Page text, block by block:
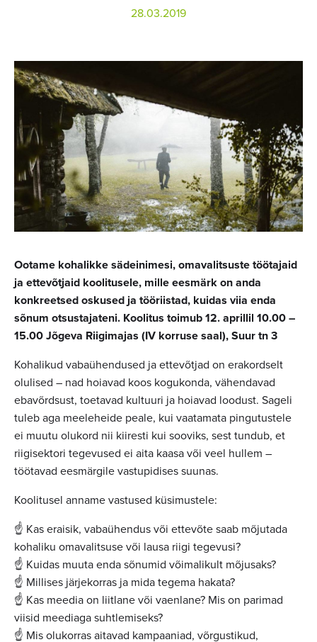
28.03.2019
Ootame kohalikke sädeinimesi, omavalitsuste töötajaid
ja ettevõtjaid koolitusele, mille eesmärk on anda
konkreetsed oskused ja tööriistad, kuidas viia enda
sõnum otsustajateni. Koolitus toimub 12. aprillil 10.00 –
15.00 Jõgeva Riigimajas (IV korruse saal), Suur tn 3
Kohalikud vabaühendused ja ettevõtjad on erakordselt
olulised – nad hoiavad koos kogukonda, vähendavad
ebavõrdsust, toetavad kultuuri ja hoiavad loodust. Sageli
tuleb aga meeleheide peale, kui vaatamata pingutustele
ei muutu olukord nii kiiresti kui sooviks, sest tundub, et
riigisektori tegevused ei aita kaasa või veel hullem –
töötavad eesmärgile vastupidises suunas.
Koolitusel anname vastused küsimustele:
☝️ Kas eraisik, vabaühendus või ettevõte saab mõjutada
kohaliku omavalitsuse või lausa riigi tegevusi?
☝️ Kuidas muuta enda sõnumid võimalikult mõjusaks?
☝️ Millises järjekorras ja mida tegema hakata?
☝️ Kas meedia on liitlane või vaenlane? Mis on parimad
viisid meediaga suhtlemiseks?
☝️ Mis olukorras aitavad kampaaniad, võrgustikud,